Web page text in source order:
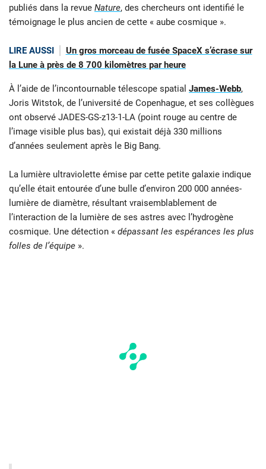
publiés dans la revue Nature, des chercheurs ont identifié le
témoignage le plus ancien de cette « aube cosmique ».
LIRE AUSSI
Un gros morceau de fusée SpaceX s’écrase sur
la Lune à près de 8 700 kilomètres par heure
À l’aide de l’incontournable télescope spatial James-Webb,
Joris Witstok, de l’université de Copenhague, et ses collègues
ont observé JADES-GS-z13-1-LA (point rouge au centre de
l’image visible plus bas), qui existait déjà 330 millions
d’années seulement après le Big Bang.
La lumière ultraviolette émise par cette petite galaxie indique
qu’elle était entourée d’une bulle d’environ 200 000 années-
lumière de diamètre, résultant vraisemblablement de
l’interaction de la lumière de ses astres avec l’hydrogène
cosmique. Une détection « dépassant les espérances les plus
folles de l’équipe ».